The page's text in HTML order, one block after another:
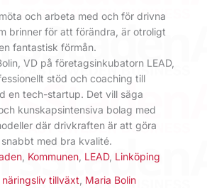
och arbeta med och för drivna
brinner för att förändra, är otroligt
fantastisk förmån.
VD på företagsinkubatorn LEAD,
stöd och coaching till
en tech-startup. Det vill säga
kunskapsintensiva bolag med
där drivkraften är att göra
med bra kvalité.
Kommunen LEAD, Linköping
tillväxt, Maria Bolin